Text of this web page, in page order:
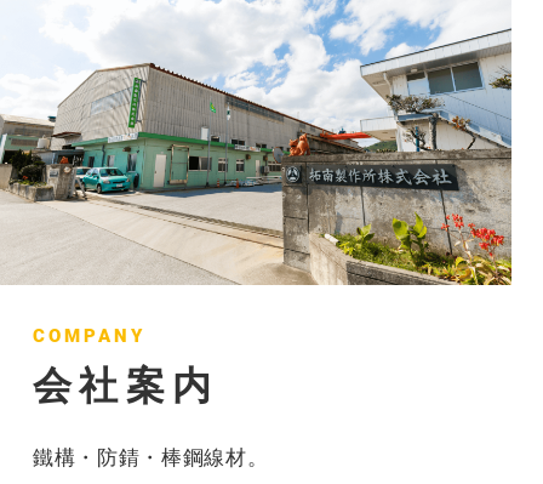
COMPANY
会社案内
鐵構・防錆・棒鋼線材。